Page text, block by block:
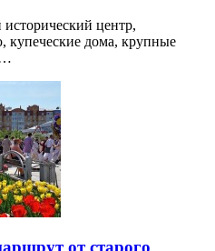
центр,
купеческие дома, крупные
от старого